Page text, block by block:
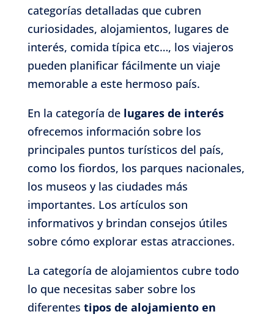
categorías detalladas que cubren
curiosidades, alojamientos, lugares de
interés, comida típica etc…, los viajeros
pueden planificar fácilmente un viaje
memorable a este hermoso país.
En la categoría delugares de interés
ofrecemos información sobre los
principales puntos turísticos del país,
como los fiordos, los parques nacionales,
los museos y las ciudades más
importantes. Los artículos son
informativos y brindan consejos útiles
sobre cómo explorar estas atracciones.
La categoría de alojamientos cubre todo
lo que necesitas saber sobre los
diferentes tipos de alojamiento en